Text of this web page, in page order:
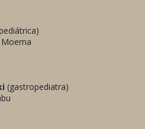
(gastropediatra)